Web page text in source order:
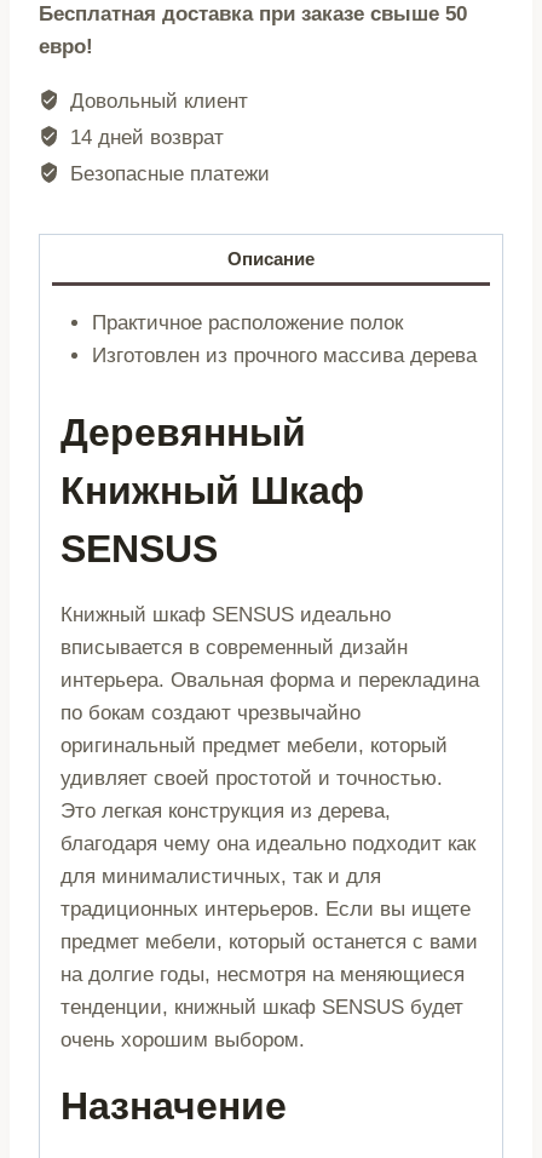
шкаф
|
SENSUS
деревянный
натуральный
см
739378
Бесплатная доставка при заказе свыше 50
евро!
Довольный клиент
14 дней возврат
Безопасные платежи
Описание
Практичное расположение полок
Изготовлен из прочного массива дерева
Деревянный
Книжный Шкаф
SENSUS
Книжный шкаф SENSUS идеально
вписывается в современный дизайн
интерьера. Овальная форма и перекладина
по бокам создают чрезвычайно
оригинальный предмет мебели, который
удивляет своей простотой и точностью.
Это легкая конструкция из дерева,
благодаря чему она идеально подходит как
для минималистичных, так и для
традиционных интерьеров. Если вы ищете
предмет мебели, который останется с вами
на долгие годы, несмотря на меняющиеся
тенденции, книжный шкаф SENSUS будет
очень хорошим выбором.
Назначение